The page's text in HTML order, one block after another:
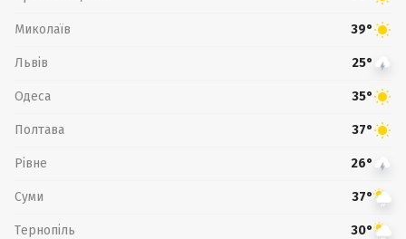
Миколаїв 39°
Львів 25°
Одеса 35°
Полтава 37°
Рівне 26°
Суми 37°
Тернопіль 30°